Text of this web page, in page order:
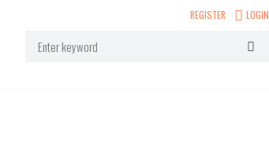
REGISTER LOGIN